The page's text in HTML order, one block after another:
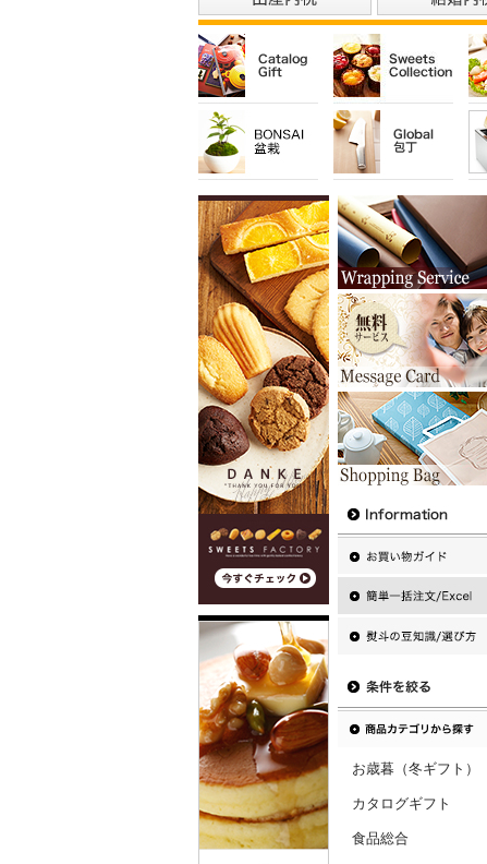
お歳暮（冬ギフト）
カタログギフト
食品総合